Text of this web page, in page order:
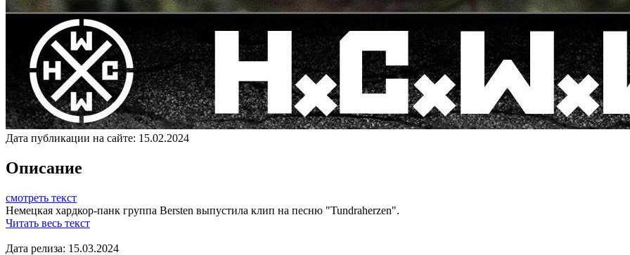
Дата публикации на сайте: 15.02.2024
Описание
смотреть текст
Немецкая хардкор-панк группа Bersten выпустила клип на песню "Tundraherzen".
Читать весь текст
Дата релиза: 15.03.2024